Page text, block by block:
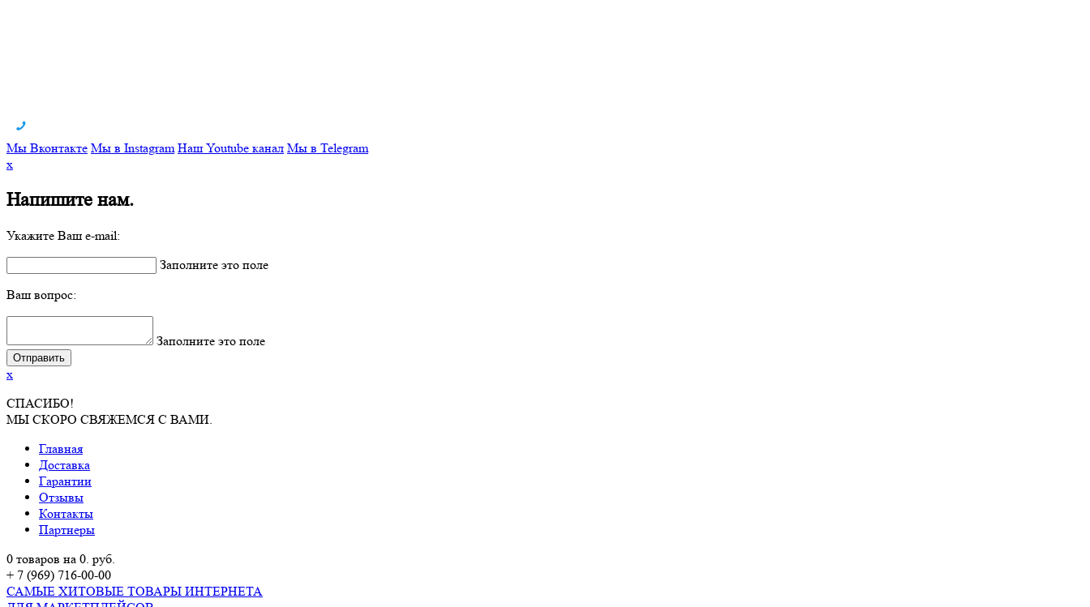
Мы Вконтакте Мы в Instagram Наш Youtube канал Мы в Telegram
x
Напишите нам.
Укажите Ваш e-mail:
Заполните это поле
Ваш вопрос:
Заполните это поле
x
СПАСИБО!
МЫ СКОРО СВЯЖЕМСЯ С ВАМИ.
Главная
Доставка
Гарантии
Отзывы
Контакты
Партнеры
0 товаров на 0. руб.
+ 7 (969) 716-00-00
САМЫЕ ХИТОВЫЕ ТОВАРЫ ИНТЕРНЕТА